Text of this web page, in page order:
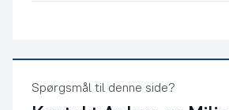
Spørgsmål til denne side?